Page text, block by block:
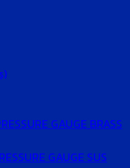
GAUGE BRASS
GAUGE SUS